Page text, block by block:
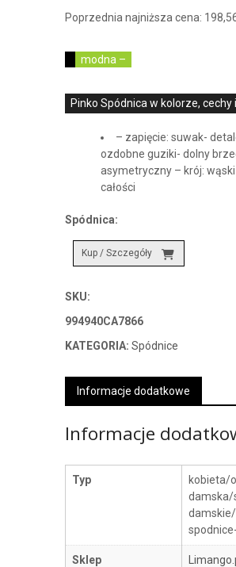
Poprzednia najniższa cena:
modna –
Pinko Spódnica w kolorze, cechy
– zapięcie: suwak-
ozdobne guziki- dolny
asymetryczny – krój:
całości
Spódnica:
Kup / Szczegóły
SKU:
994940CA7866
KATEGORIA: Spódnice
Informacje dodatkowe
Informacje
Typ
kobieta/
damska/
Sklep